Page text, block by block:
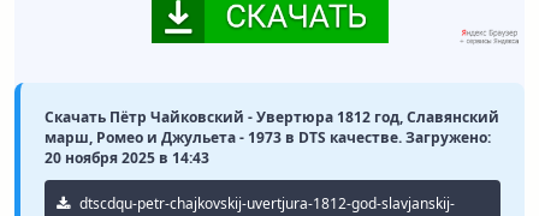
Скачать Пётр Чайковский - Увертюра 1812 год, Славянский
марш, Ромео и Джульета - 1973 в DTS качестве. Загружено:
20 ноября 2025 в 14:43
dtscdqu-petr-chajkovskij-uvertjura-1812-god-slavjanskij-